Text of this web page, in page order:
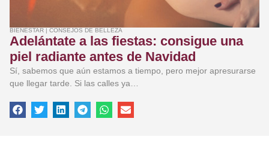
BIENESTAR | CONSEJOS DE BELLEZA
Adelántate a las fiestas: consigue una
piel radiante antes de Navidad
Sí, sabemos que aún estamos a tiempo, pero mejor apresurarse
que llegar tarde. Si las calles ya…